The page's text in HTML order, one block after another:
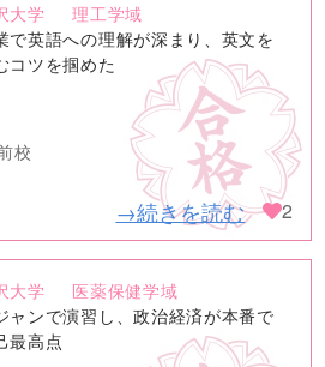
大学
理工学域
で英語への理解が深まり、英文を
コツを掴めた
校
→続きを読む 2
大学
医薬保健学域
ャンで演習し、政治経済が本番で
最高点